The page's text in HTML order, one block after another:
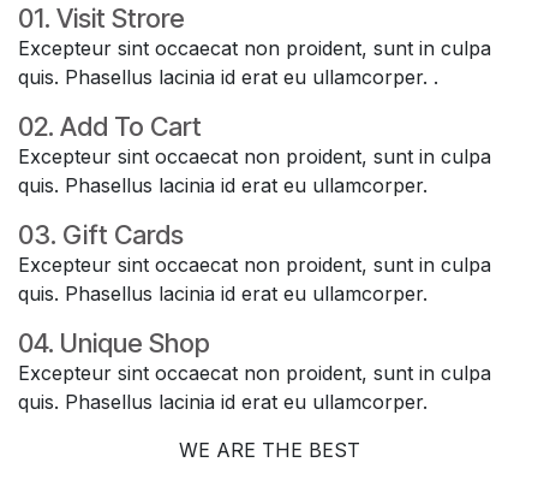
01. Visit Strore
Excepteur sint occaecat non proident, sunt in culpa
quis. Phasellus lacinia id erat eu ullamcorper. .
02. Add To Cart
Excepteur sint occaecat non proident, sunt in culpa
quis. Phasellus lacinia id erat eu ullamcorper.
03. Gift Cards
Excepteur sint occaecat non proident, sunt in culpa
quis. Phasellus lacinia id erat eu ullamcorper.
04. Unique Shop
Excepteur sint occaecat non proident, sunt in culpa
quis. Phasellus lacinia id erat eu ullamcorper.
WE ARE THE BEST